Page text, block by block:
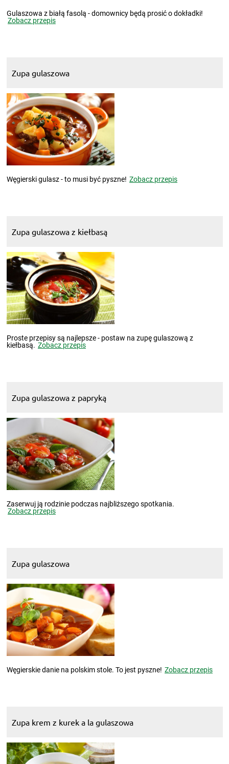
Gulaszowa z białą fasolą - domownicy będą prosić o dokładki!
Zobacz przepis
Zupa gulaszowa
Węgierski gulasz - to musi być pyszne! Zobacz przepis
Zupa gulaszowa z kiełbasą
Proste przepisy są najlepsze - postaw na zupę gulaszową z
kiełbasą. Zobacz przepis
Zupa gulaszowa z papryką
Zaserwuj ją rodzinie podczas najbliższego spotkania.
Zobacz przepis
Zupa gulaszowa
Węgierskie danie na polskim stole. To jest pyszne! Zobacz przepis
Zupa krem z kurek a la gulaszowa